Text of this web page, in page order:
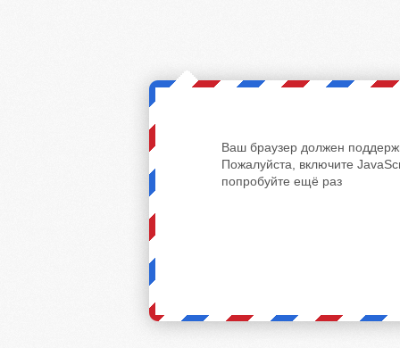
Ваш браузер должен
Пожалуйста, включите
попробуйте ещё раз